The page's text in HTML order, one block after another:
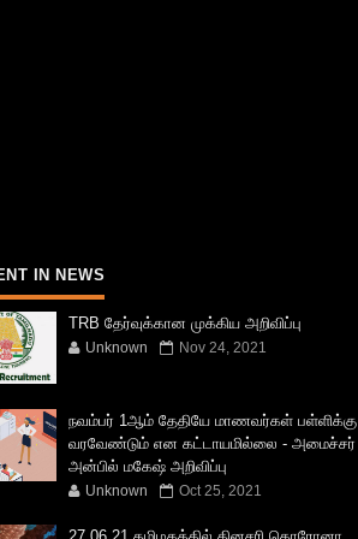
IN NEWS
TRB தேர்வுக்கான முக்கிய அறிவிப்பு
Unknown Nov 24, 2021
நவம்பர் 1ஆம் தேதியே மாணவர்கள் பள்ளிக்கு
வரவேண்டும் என கட்டாயமில்லை - அமைச்சர்
அன்பில் மகேஷ் அறிவிப்பு
Unknown Oct 25, 2021